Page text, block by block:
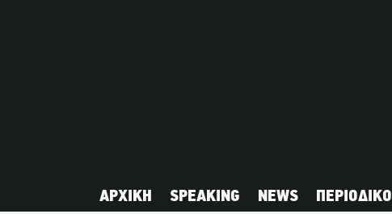
ΑΡΧΙΚΗ SPEAKING NEWS ΠΕΡΙΟΔΙΚΟ